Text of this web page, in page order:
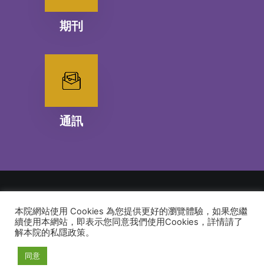
期刊
通訊
© 2026 建道神學院Alliance Bible Seminary. All rights reserved
本院網站使用 Cookies 為您提供更好的瀏覽體驗，如果您繼
續使用本網站，即表示您同意我們使用Cookies，詳情請了
解本院的私隱政策。
同意